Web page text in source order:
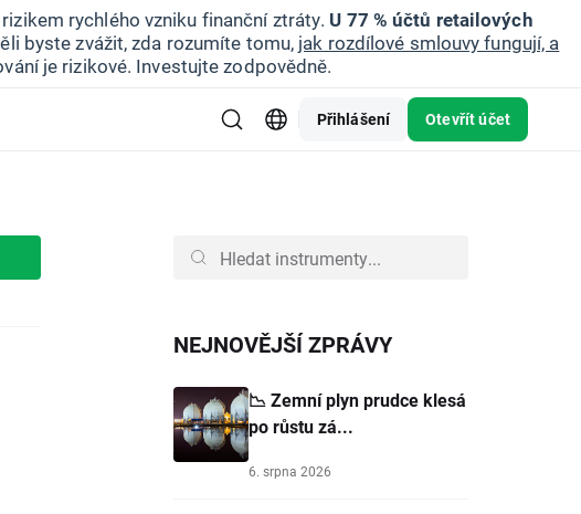
rychlého vzniku finanční ztráty. U 77 % účtů retailových
byste zvážit, zda rozumíte tomu, jak rozdílové smlouvy fungují, a
je rizikové. Investujte zodpovědně.
Přihlášení Otevřít účet
NEJNOVĚJŠÍ ZPRÁVY
📉 Zemní plyn prudce klesá
po růstu zá...
6. srpna 2026